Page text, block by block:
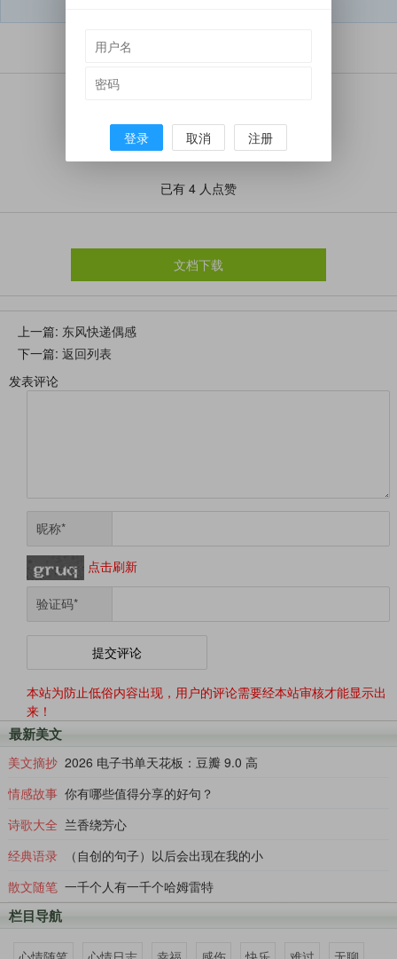
命。不由得想起我的一个远房婶婶，人长得很漂亮，
总是笑声不断，烦恼仿佛都会绕着她走，就连乌云也
天，说说笑笑的很是愉快。可最近几年我都不曾见到
她，问起父母只说是她们家揽种的土地太多了，她的
时间全部花在了地里，根本没有时间闲耍。大儿子年
近三十了还没有结婚，小女儿还在上大学，婶婶是想
得少了些什么，她爽朗的笑声会不时地在脑海里回
泣，说是婶婶走了，被人发现的时候躺在水沟里，身
体已经发胀了。我完全不敢相信，走的是那个一说一
个笑从来都不识愁滋味的婶婶吗？顿时泪如雨下。原
来婶婶不出门不是忙而是病了，先是浑身燥热，接着
精神恍惚在路上摔了一跤，脚手都摔出了大口子，鲜
血直流。去医院缝针的时候她竟然不觉得疼，木讷的
模样引起了医生的注意，让叔叔他们带着她去看看精
神科医生，可是婶婶死活不去，坚持说自己没病，休
息好就好了，犟着回了家。没能安心养伤两天，本该
待在校园里的小女儿突然出现在家里，也不说发生了
什么事只是一味地哭。把婶婶的心都哭乱了，也更睡
不着了。总是一个人坐着，把天从黑守到亮，人的精
神更出了问题，有两次都晕倒在地里，被人发现送回
了家，都这样了还死犟着不去医院。直到这一次摔倒
在了水沟里，被人发现时为时已晚。婶婶的一生就这
样画上了句号，我为她不值，明明知道自己可能是更
展，高估了自己的身体和心理承受能力，愈来愈严
重，加上对儿女的担心，心理更加脆弱，身体和精神
都被掏空，竟被那条只深及人的小腿毫不起眼的小水
沟要了命，而她也不过才50出头啊！
人的这一生从哇哇大哭来到这个世界开始就注定
赞
已有 4 人点赞
文档下载
上一篇: 东风快递偶感
下一篇: 返回列表
发表评论
昵称*
点击刷新
验证码*
本站为防止低俗内容出现，用户的评论需要经本站审核才能显示出
来！
最新美文
美文摘抄 2026 电子书单天花板：豆瓣 9.0 高
情感故事 你有哪些值得分享的好句？
诗歌大全 兰香绕芳心
经典语录
（自创的句子）以后会出现在我的小
散文随笔 一千个人有一千个哈姆雷特
栏目导航
登录 取消 注册